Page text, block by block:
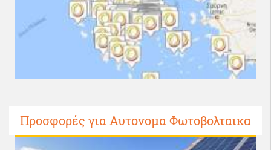
Προσφορές για Αυτονομα Φωτοβολταικα